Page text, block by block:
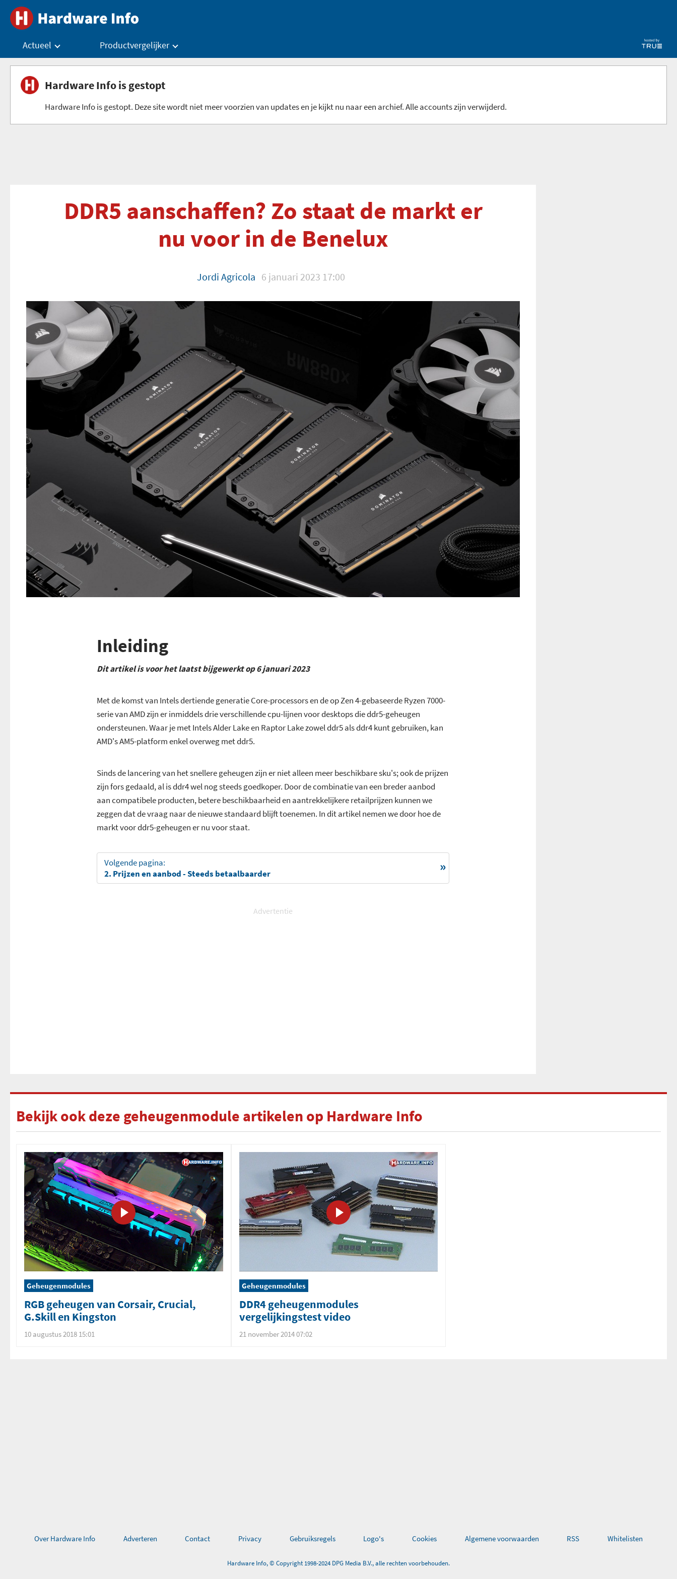
Actueel Productvergelijker
Hardware Info is gestopt
Hardware Info is gestopt. Deze site wordt niet meer voorzien van updates en je kijkt nu naar een archief. Alle accounts zijn verwijderd.
DDR5 aanschaffen? Zo staat de markt er
nu voor in de Benelux
Jordi Agricola 6 januari 2023 17:00
Inleiding
Dit artikel is voor het laatst bijgewerkt op 6 januari 2023
Met de komst van Intels dertiende generatie Core-processors en de op Zen 4-gebaseerde Ryzen 7000-
serie van AMD zijn er inmiddels drie verschillende cpu-lijnen voor desktops die ddr5-geheugen
ondersteunen. Waar je met Intels Alder Lake en Raptor Lake zowel ddr5 als ddr4 kunt gebruiken, kan
AMD's AM5-platform enkel overweg met ddr5.
Sinds de lancering van het snellere geheugen zijn er niet alleen meer beschikbare sku's; ook de prijzen
zijn fors gedaald, al is ddr4 wel nog steeds goedkoper. Door de combinatie van een breder aanbod
aan compatibele producten, betere beschikbaarheid en aantrekkelijkere retailprijzen kunnen we
zeggen dat de vraag naar de nieuwe standaard blijft toenemen. In dit artikel nemen we door hoe de
markt voor ddr5-geheugen er nu voor staat.
Volgende pagina:
2. Prijzen en aanbod - Steeds betaalbaarder
Advertentie
Bekijk ook deze geheugenmodule artikelen op Hardware Info
Geheugenmodules
RGB geheugen van Corsair, Crucial,
G.Skill en Kingston
10 augustus 2018 15:01
Geheugenmodules
DDR4 geheugenmodules
vergelijkingstest video
21 november 2014 07:02
Over Hardware Info Adverteren Contact Privacy Gebruiksregels Logo's Cookies Algemene voorwaarden RSS Whitelisten
Hardware Info, © Copyright 1998-2024 DPG Media B.V., alle rechten voorbehouden.